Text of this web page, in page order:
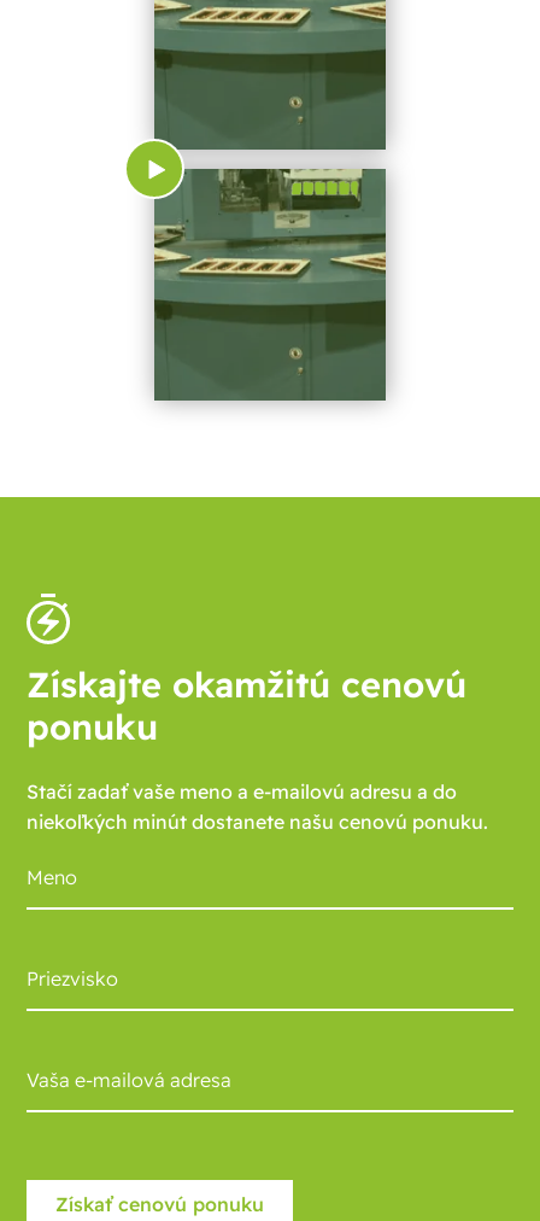
Získajte okamžitú cenovú
ponuku
Stačí zadať vaše meno a e-mailovú adresu a do
niekoľkých minút dostanete našu cenovú ponuku.